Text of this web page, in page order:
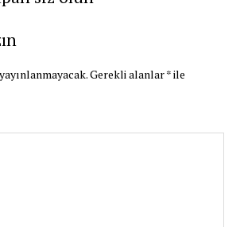
Gerekli alanlar*ile